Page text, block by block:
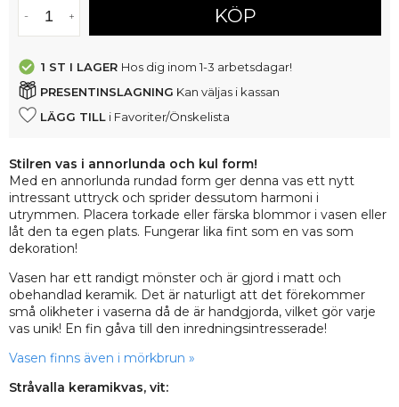
KÖP
1 ST I LAGER Hos dig inom 1-3 arbetsdagar!
PRESENTINSLAGNING Kan väljas i kassan
LÄGG TILL i Favoriter/Önskelista
Stilren vas i annorlunda och kul form!
Med en annorlunda rundad form ger denna vas ett nytt
intressant uttryck och sprider dessutom harmoni i
utrymmen. Placera torkade eller färska blommor i vasen eller
låt den ta egen plats. Fungerar lika fint som en vas som
dekoration!
Vasen har ett randigt mönster och är gjord i matt och
obehandlad keramik. Det är naturligt att det förekommer
små olikheter i vaserna då de är handgjorda, vilket gör varje
vas unik! En fin gåva till den inredningsintresserade!
Vasen finns även i mörkbrun »
Stråvalla keramikvas, vit: